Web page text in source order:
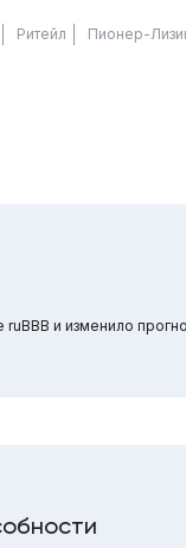
Ритейл Пионер-
и изменило